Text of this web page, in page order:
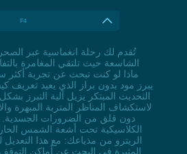
F4
الشاسعة حيث تلتقي المغامرة
ماذا لو كنت تبحث عن تجربة أكثر
يبرز مود بدون براز الذي يعيد تعريف
التحديث المبتكر يزيل آلية التبرز
لاستكشاف المناظر المتربة المبهرة
دون قلق من الضرورات الجسدية.
الكلاسيكية تحت أشعة الشمس
الريترو من مذياعك: مع هذا
المثيرة في البحث عن أماكن